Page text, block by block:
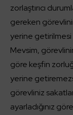
zorlaştırıcı
gereken
yerine
Mevsim,
göre keşfin
yerine
görevliniz
ayarladığınız